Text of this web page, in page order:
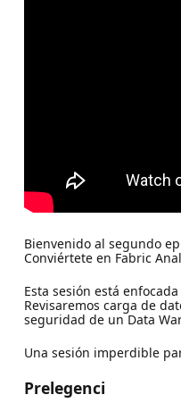
Bienvenido al segundo
Conviértete en Fabric
Esta sesión está
Revisaremos carga de
seguridad de un Data
Una sesión imperdible
Prelegenci